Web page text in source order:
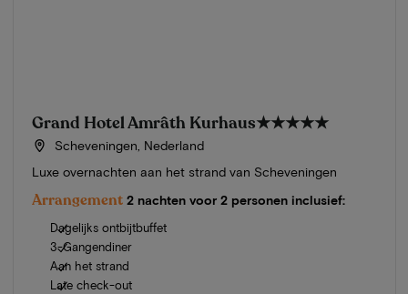
Grand Hotel Amrâth Kurhaus★★★★★
Scheveningen, Nederland
Luxe overnachten aan het strand van Scheveningen
Arrangement 2 nachten voor 2 personen inclusief:
Dagelijks ontbijtbuffet
3-Gangendiner
Aan het strand
Late check-out